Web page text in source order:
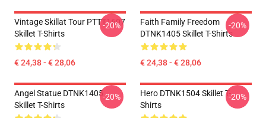
Vintage Skillat Tour PTTT1607
Skillet T-Shirts
€ 24,38 - € 28,06
-20%
Faith Family Freedom
DTNK1405 Skillet T-Shirts
€ 24,38 - € 28,06
-20%
Angel Statue DTNK1405
Skillet T-Shirts
-20%
Hero DTNK1504 Skillet T-
Shirts
-20%